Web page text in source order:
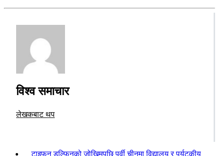
विश्व समाचार
लेखकबाट थप
टाइफुन डल्फिनको जोखिमपछि पूर्वी चीनमा विद्यालय र पर्यटकीय